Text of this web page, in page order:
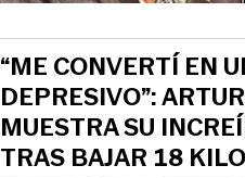
“ME CONVERTÍ EN
DEPRESIVO”:
MUESTRA SU
TRAS BAJAR 18